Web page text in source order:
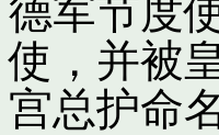
德军节度
使，并被
宫总护命